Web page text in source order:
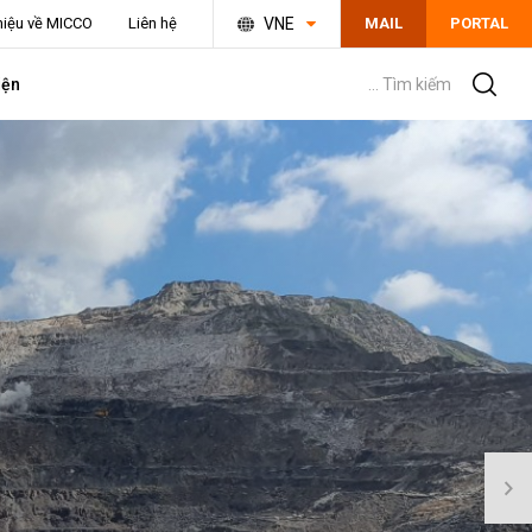
về MICCO Liên hệ VNE PORTAL
MAIL
... Tìm kiếm